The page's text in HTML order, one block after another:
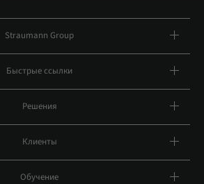
Straumann Group
Быстрые ссылки
Решения
Клиенты
Обучение